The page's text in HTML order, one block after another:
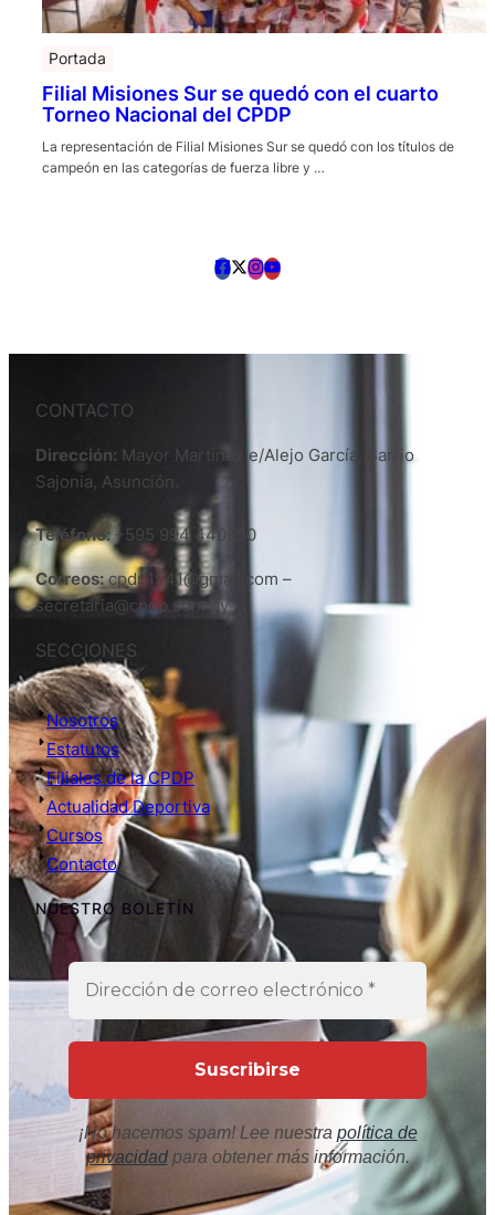
Portada
Filial Misiones Sur se quedó con el cuarto
Torneo Nacional del CPDP
La representación de Filial Misiones Sur se quedó con los títulos de
campeón en las categorías de fuerza libre y …
CONTACTO
Dirección: Mayor Martinez e/Alejo García, Barrio
Sajonia, Asunción.
Teléfono:+595 994 440950
Correos:cpdp1941@gmail.com –
secretaria@cpdp.com.py
SECCIONES
Nosotros
Estatutos
Filiales de la CPDP
Actualidad Deportiva
Cursos
Contacto
NUESTRO BOLETÍN
¡No hacemos spam! Lee nuestra política de
privacidadpara obtener más información.